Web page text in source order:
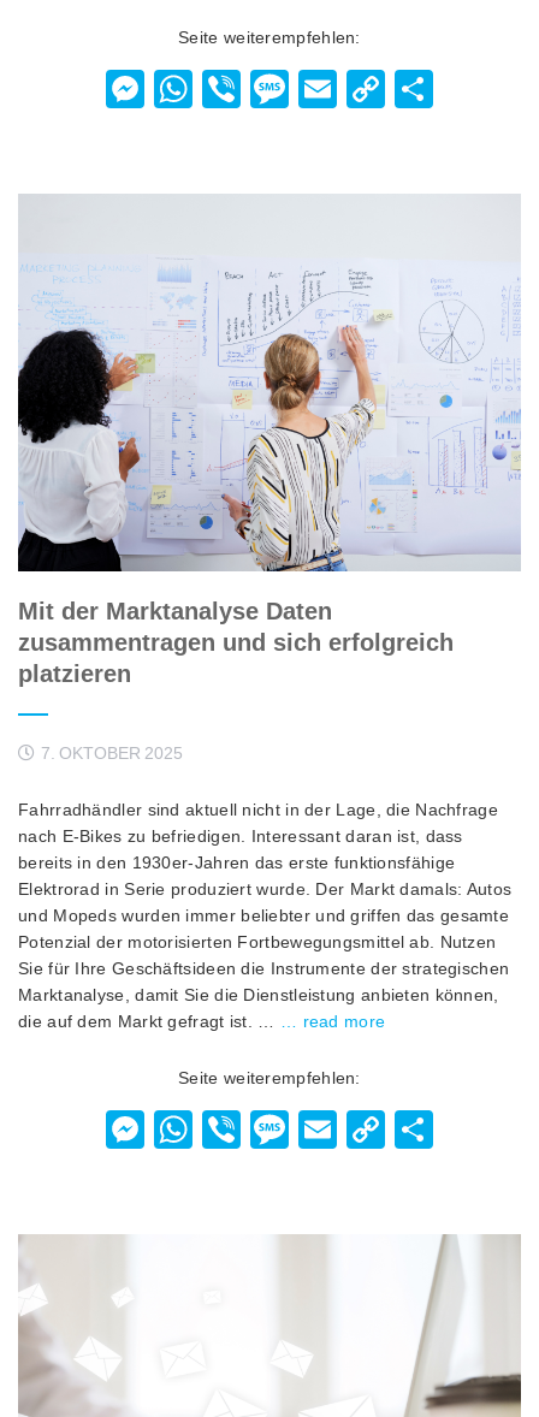
Seite weiterempfehlen:
Messenger
WhatsApp
ViberMessage
EmailCopy
Mit der Marktanalyse Daten
zusammentragen und sich erfolgreich
platzieren
7. OKTOBER 2025
Fahrradhändler sind aktuell nicht in der Lage, die Nachfrage
nach E-Bikes zu befriedigen. Interessant daran ist, dass
bereits in den 1930er-Jahren das erste funktionsfähige
Elektrorad in Serie produziert wurde. Der Markt damals: Autos
und Mopeds wurden immer beliebter und griffen das gesamte
Potenzial der motorisierten Fortbewegungsmittel ab. Nutzen
Sie für Ihre Geschäftsideen die Instrumente der strategischen
Marktanalyse, damit Sie die Dienstleistung anbieten können,
die auf dem Markt gefragt ist. …
… read more
Seite weiterempfehlen:
Messenger
WhatsApp
ViberMessage
Email
Copy